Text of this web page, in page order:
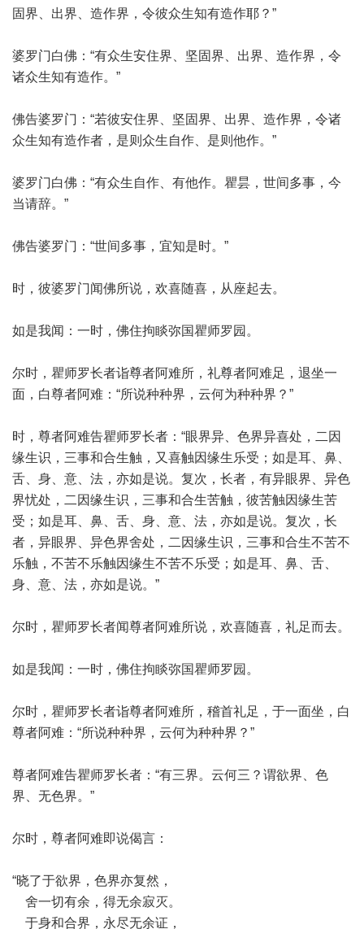
固界、出界、造作界，令彼众生知有造作耶？”
婆罗门白佛：“有众生安住界、坚固界、出界、造作界，令
诸众生知有造作。”
佛告婆罗门：“若彼安住界、坚固界、出界、造作界，令诸
众生知有造作者，是则众生自作、是则他作。”
婆罗门白佛：“有众生自作、有他作。瞿昙，世间多事，今
当请辞。”
佛告婆罗门：“世间多事，宜知是时。”
时，彼婆罗门闻佛所说，欢喜随喜，从座起去。
如是我闻：一时，佛住拘睒弥国瞿师罗园。
尔时，瞿师罗长者诣尊者阿难所，礼尊者阿难足，退坐一
面，白尊者阿难：“所说种种界，云何为种种界？”
时，尊者阿难告瞿师罗长者：“眼界异、色界异喜处，二因
缘生识，三事和合生触，又喜触因缘生乐受；如是耳、鼻、
舌、身、意、法，亦如是说。复次，长者，有异眼界、异色
界忧处，二因缘生识，三事和合生苦触，彼苦触因缘生苦
受；如是耳、鼻、舌、身、意、法，亦如是说。复次，长
者，异眼界、异色界舍处，二因缘生识，三事和合生不苦不
乐触，不苦不乐触因缘生不苦不乐受；如是耳、鼻、舌、
身、意、法，亦如是说。”
尔时，瞿师罗长者闻尊者阿难所说，欢喜随喜，礼足而去。
如是我闻：一时，佛住拘睒弥国瞿师罗园。
尔时，瞿师罗长者诣尊者阿难所，稽首礼足，于一面坐，白
尊者阿难：“所说种种界，云何为种种界？”
尊者阿难告瞿师罗长者：“有三界。云何三？谓欲界、色
界、无色界。”
尔时，尊者阿难即说偈言：
“晓了于欲界，色界亦复然，
舍一切有余，得无余寂灭。
于身和合界，永尽无余证，